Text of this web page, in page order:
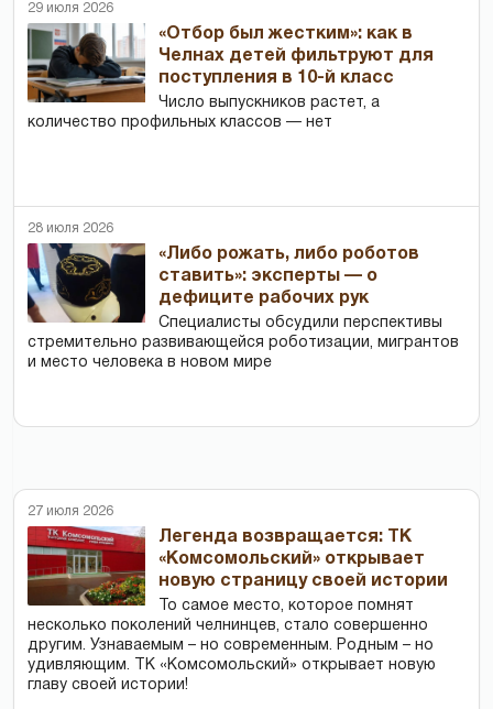
29 июля 2026
«Отбор был жестким»: как в
Челнах детей фильтруют для
поступления в 10-й класс
Число выпускников растет, а
количество профильных классов — нет
28 июля 2026
«Либо рожать, либо роботов
ставить»: эксперты — о
дефиците рабочих рук
Специалисты обсудили перспективы
стремительно развивающейся роботизации, мигрантов
и место человека в новом мире
27 июля 2026
Легенда возвращается: ТК
«Комсомольский» открывает
новую страницу своей истории
То самое место, которое помнят
несколько поколений челнинцев, стало совершенно
другим. Узнаваемым – но современным. Родным – но
удивляющим. ТК «Комсомольский» открывает новую
главу своей истории!